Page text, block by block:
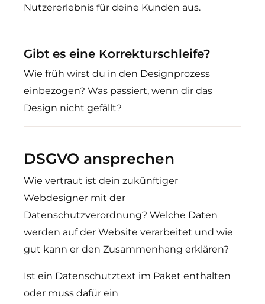
Nutzererlebnis für deine Kunden aus.
Gibt es eine Korrekturschleife?
Wie früh wirst du in den Designprozess
einbezogen? Was passiert, wenn dir das
Design nicht gefällt?
DSGVO ansprechen
Wie vertraut ist dein zukünftiger
Webdesigner mit der
Datenschutzverordnung? Welche Daten
werden auf der Website verarbeitet und wie
gut kann er den Zusammenhang erklären?
Ist ein Datenschutztext im Paket enthalten
oder muss dafür ein